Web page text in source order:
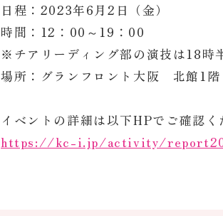
日程：2023年6月2日（金）
時間：12：00～19：00
※チアリーディング部の演技は18時
場所：グランフロント大阪 北館1階
イベントの詳細は以下HPでご確認く
https://kc-i.jp/activity/